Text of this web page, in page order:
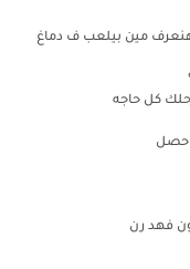
مين بيلعب ف دماغ
كل حاجه
حصل
فهد رن